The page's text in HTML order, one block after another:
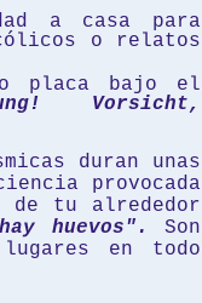
a casa para
o relatos
o placa bajo el
Vorsicht,
duran unas
provocada
de tu alrededor
huevos" .
Son
en todo